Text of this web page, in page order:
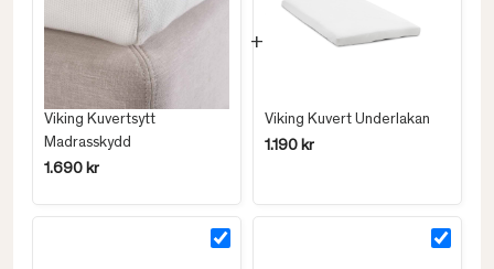
Viking Kuvertsytt
Madrasskydd
1.690 kr
Viking Kuvert Underlakan
1.190 kr